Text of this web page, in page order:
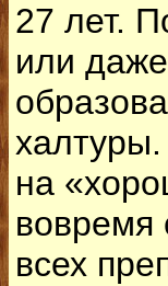
27 лет.
или
на
вовремя
всех